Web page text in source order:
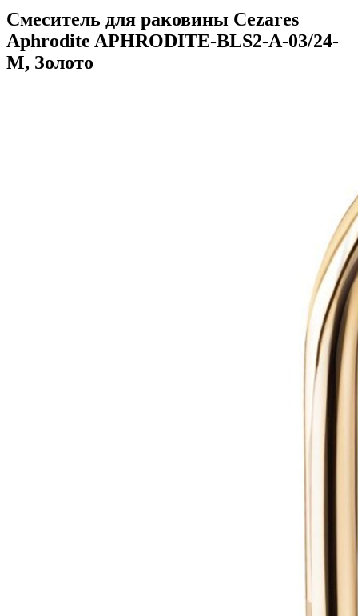
Смеситель для раковины Cezares
Aphrodite APHRODITE-BLS2-A-03/24-
M, Золото